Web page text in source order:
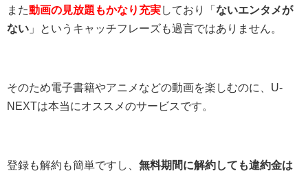
また動画の見放題もかなり充実しており「 ないエンタメが
ない 」というキャッチフレーズも過言ではありません。
そのため電子書籍やアニメなどの動画を楽しむのに、U-
NEXTは本当にオススメのサービスです。
登録も解約も簡単ですし、 無料期間に解約しても違約金は